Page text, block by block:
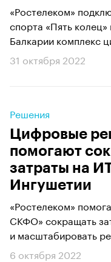
«Ростелеком»
спорта «Пять
Балкарии комплекс
31 октября 2022
Решения
Цифровые
помогают
затраты на
Ингушетии
«Ростелеком»
СКФО» сокращать
и масштабировать
6 октября 2022